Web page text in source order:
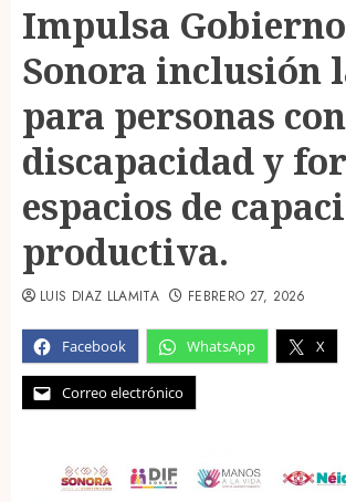
Impulsa
Sonora inclusión
para personas con
discapacidad y
espacios de
productiva.
Facebook WhatsApp X
Correo electrónico
LUIS DIAZ LLAMITA FEBRERO 27, 2026